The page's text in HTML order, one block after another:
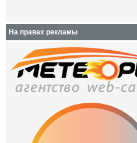
На правах рекламы